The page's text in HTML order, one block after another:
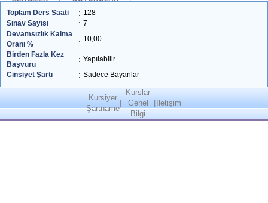
Toplam Ders Saati
: 128
Sınav Sayısı
: 7
Devamsızlık Kalma
Oranı %
: 10,00
Birden Fazla Kez
Başvuru
: Yapılabilir
Cinsiyet Şartı
: Sadece Bayanlar
Kursiyer
Şartname
Kurslar
Genel
Bilgi
İletişim